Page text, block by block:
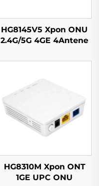
HG8145V5 Xpon ONU
2.4G/5G 4GE 4Antene
HG8310M Xpon ONT
1GE UPC ONU